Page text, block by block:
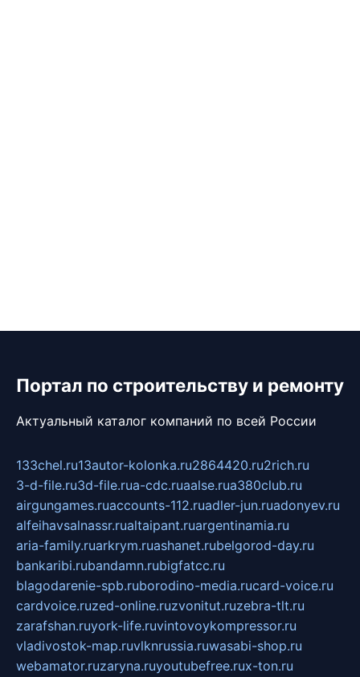
Портал по строительству и ремонту
Актуальный каталог компаний по всей России
133chel.ru13autor-kolonka.ru2864420.ru2rich.ru
3-d-file.ru3d-file.rua-cdc.ruaalse.rua380club.ru
airgungames.ruaccounts-112.ruadler-jun.ruadonyev.ru
alfeihavsalnassr.rualtaipant.ruargentinamia.ru
aria-family.ruarkrym.ruashanet.rubelgorod-day.ru
bankaribi.rubandamn.rubigfatcc.ru
blagodarenie-spb.ruborodino-media.rucard-voice.ru
cardvoice.ruzed-online.ruzvonitut.ruzebra-tlt.ru
zarafshan.ruyork-life.ruvintovoykompressor.ru
vladivostok-map.ruvlknrussia.ruwasabi-shop.ru
webamator.ruzaryna.ruyoutubefree.rux-ton.ru